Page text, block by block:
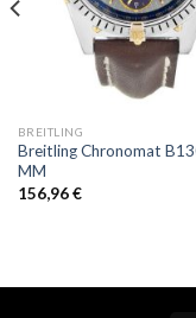
BREITLING
Breitling Chronomat
MM
156,96€